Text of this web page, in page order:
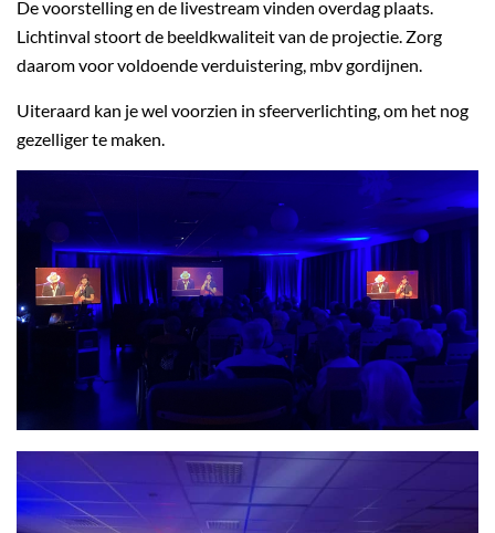
De voorstelling en de livestream vinden overdag plaats.
Lichtinval stoort de beeldkwaliteit van de projectie. Zorg
daarom voor voldoende verduistering, mbv gordijnen.
Uiteraard kan je wel voorzien in sfeerverlichting, om het nog
gezelliger te maken.